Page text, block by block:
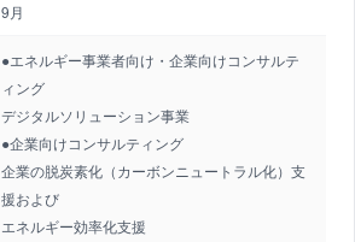
9月
●エネルギー事業者向け・企業向けコンサルテ
ィング
デジタルソリューション事業
●企業向けコンサルティング
企業の脱炭素化（カーボンニュートラル化）支
援および
エネルギー効率化支援